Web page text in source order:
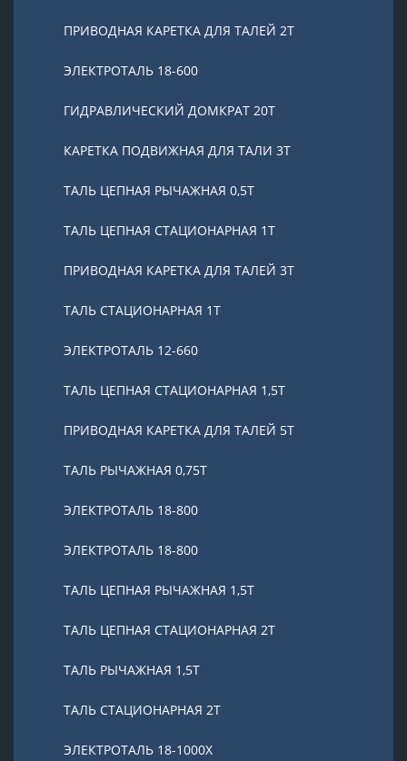
ПРИВОДНАЯ КАРЕТКА ДЛЯ ТАЛЕЙ 2Т
ЭЛЕКТРОТАЛЬ 18-600
ГИДРАВЛИЧЕСКИЙ ДОМКРАТ 20T
КАРЕТКА ПОДВИЖНАЯ ДЛЯ ТАЛИ 3Т
ТАЛЬ ЦЕПНАЯ РЫЧАЖНАЯ 0,5Т
ТАЛЬ ЦЕПНАЯ СТАЦИОНАРНАЯ 1Т
ПРИВОДНАЯ КАРЕТКА ДЛЯ ТАЛЕЙ 3Т
ТАЛЬ СТАЦИОНАРНАЯ 1Т
ЭЛЕКТРОТАЛЬ 12-660
ТАЛЬ ЦЕПНАЯ СТАЦИОНАРНАЯ 1,5Т
ПРИВОДНАЯ КАРЕТКА ДЛЯ ТАЛЕЙ 5Т
ТАЛЬ РЫЧАЖНАЯ 0,75Т
ЭЛЕКТРОТАЛЬ 18-800
ЭЛЕКТРОТАЛЬ 18-800
ТАЛЬ ЦЕПНАЯ РЫЧАЖНАЯ 1,5Т
ТАЛЬ ЦЕПНАЯ СТАЦИОНАРНАЯ 2Т
ТАЛЬ РЫЧАЖНАЯ 1,5Т
ТАЛЬ СТАЦИОНАРНАЯ 2Т
ЭЛЕКТРОТАЛЬ 18-1000X